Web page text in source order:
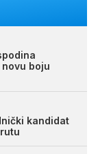
boju
kandidat